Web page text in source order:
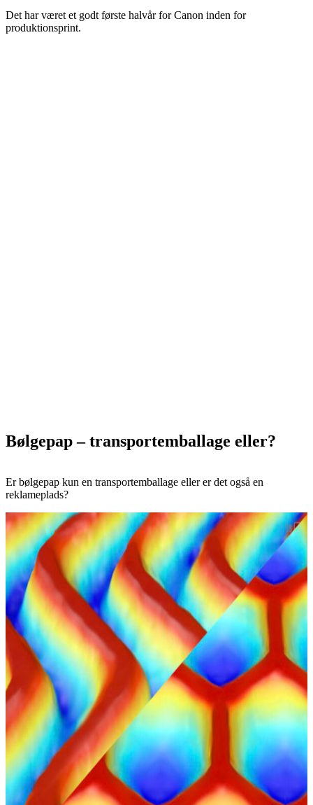
Det har været et godt første halvår for Canon inden for
produktionsprint.
Bølgepap – transportemballage eller?
Er bølgepap kun en transportemballage eller er det også en
reklameplads?